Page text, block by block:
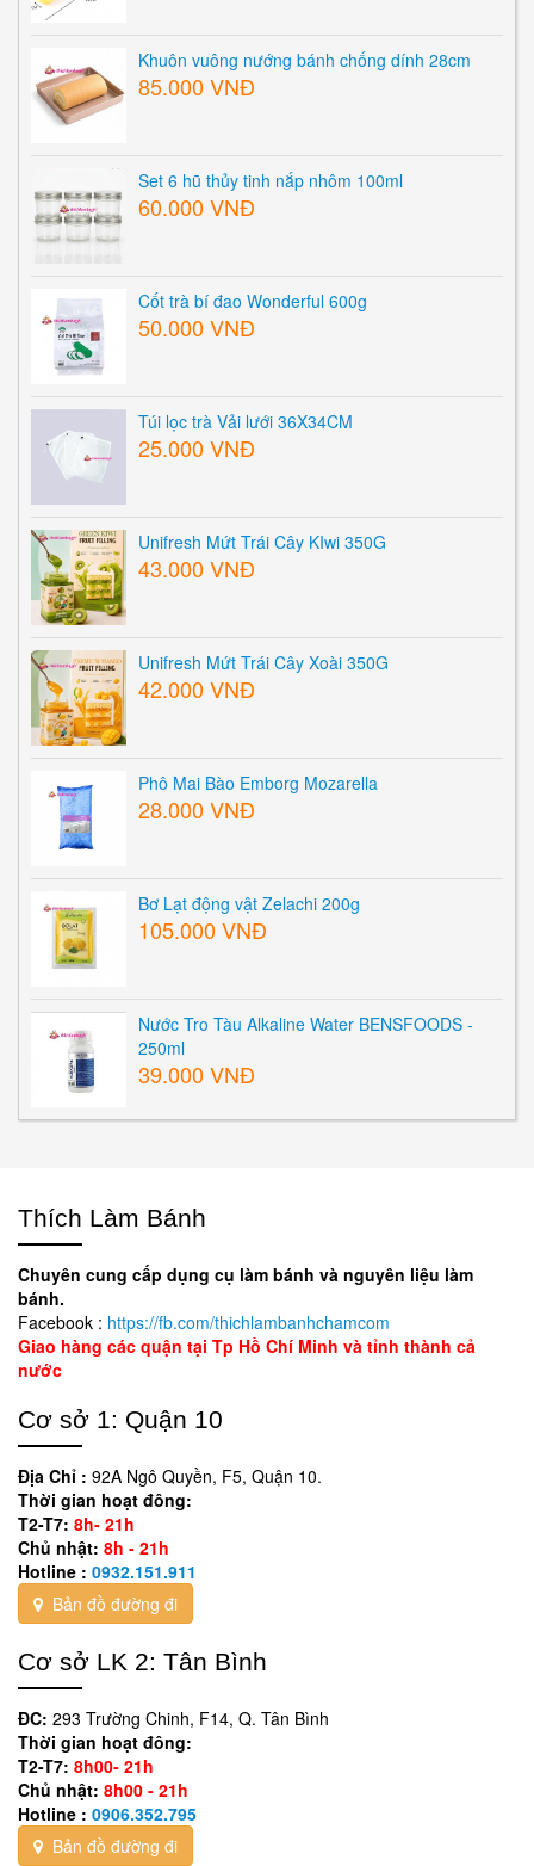
Khuôn vuông nướng bánh chống dính 28cm
85.000 VNĐ
Set 6 hũ thủy tinh nắp nhôm 100ml
60.000 VNĐ
Cốt trà bí đao Wonderful 600g
50.000 VNĐ
Túi lọc trà Vải lưới 36X34CM
25.000 VNĐ
Unifresh Mứt Trái Cây KIwi 350G
43.000 VNĐ
Unifresh Mứt Trái Cây Xoài 350G
42.000 VNĐ
Phô Mai Bào Emborg Mozarella
28.000 VNĐ
Bơ Lạt động vật Zelachi 200g
105.000 VNĐ
Nước Tro Tàu Alkaline Water BENSFOODS -
250ml
39.000 VNĐ
Thích Làm Bánh
Chuyên cung cấp dụng cụ làm bánh và nguyên liệu làm
bánh.
Facebook : https://fb.com/thichlambanhchamcom
Giao hàng các quận tại Tp Hồ Chí Minh và tỉnh thành cả
nước
Cơ sở 1: Quận 10
Địa Chỉ : 92A Ngô Quyền, F5, Quận 10.
Thời gian hoạt đông:
T2-T7: 8h- 21h
Chủ nhật: 8h - 21h
Hotline : 0932.151.911
Bản đồ đường đi
Cơ sở LK 2: Tân Bình
ĐC: 293 Trường Chinh, F14, Q. Tân Bình
Thời gian hoạt đông:
T2-T7: 8h00- 21h
Chủ nhật: 8h00 - 21h
Hotline : 0906.352.795
Bản đồ đường đi